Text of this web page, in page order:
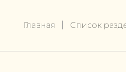
Главная Список